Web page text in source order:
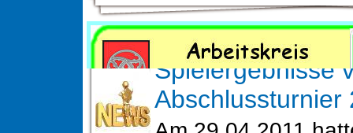
News
Spielergebnisse
Abschlussturnier